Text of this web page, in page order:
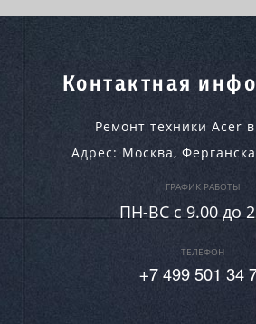
Контактная
Ремонт техники Acer
Адрес: Москва,
ГРАФИК РАБОТЫ
ПН-ВC c 9.00 до
ТЕЛЕФОН
+7 499 501 34